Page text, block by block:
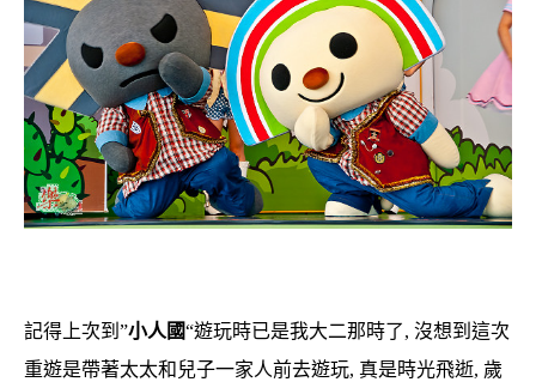
記得上次到”小人國“遊玩時已是我大二那時了, 沒想到這次
重遊是帶著太太和兒子一家人前去遊玩, 真是時光飛逝, 歲